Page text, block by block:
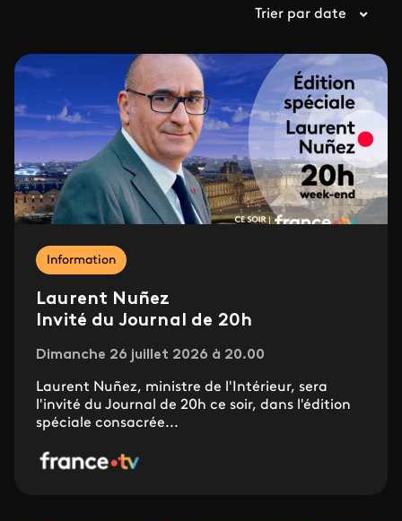
Trier par date
Information
Laurent Nuñez
Invité du Journal de 20h
Dimanche 26 juillet 2026 à 20.00
Laurent Nuñez, ministre de l'Intérieur, sera
l'invité du Journal de 20h ce soir, dans l'édition
spéciale consacrée...